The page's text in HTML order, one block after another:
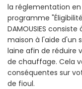
la réglementation en
programme
DAMOUSIES
maison à l'aide d'un
laine afin de réduire
de chauffage. Cela
conséquentes sur
de fioul.